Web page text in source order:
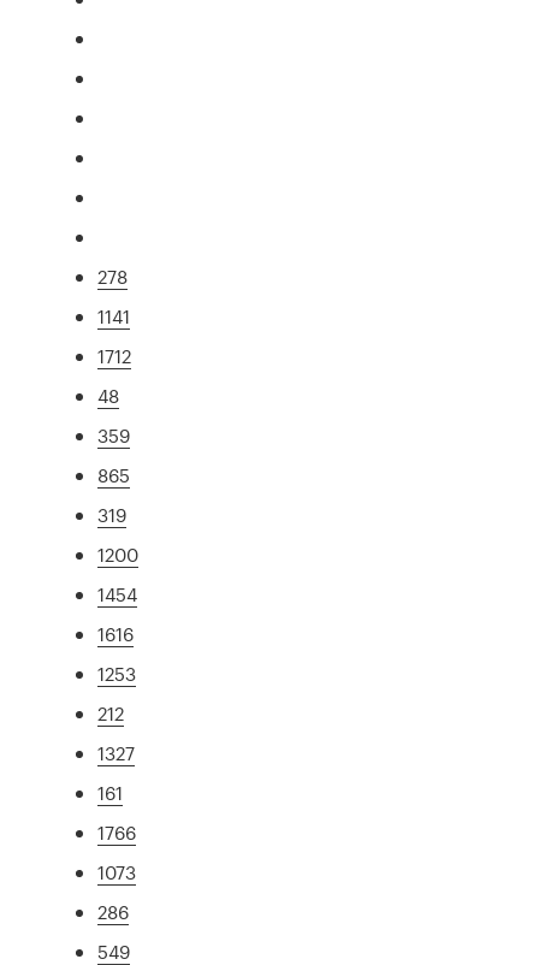
278
1141
1712
48
359
865
319
1200
1454
1616
1253
212
1327
161
1766
1073
286
549